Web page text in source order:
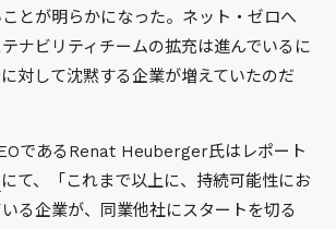
とが明らかになった。ネット・ゼロへ
ナビリティチームの拡充は進んでいるに
対して沈黙する企業が増えていたのだ
であるRenat Heuberger氏はレポート
にて、
「これまで以上に、持続可能性にお
る企業が、同業他社にスタートを切る